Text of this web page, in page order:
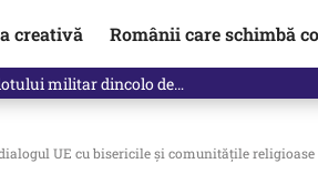
creativă Românii care schimbă
care l-a uluit pe Eugen…
UE cu bisericile și comunitățile religioase